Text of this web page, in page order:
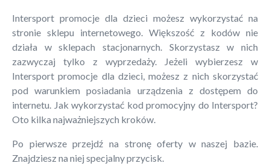
Intersport promocje dla dzieci możesz wykorzystać na
stronie sklepu internetowego. Większość z kodów nie
działa w sklepach stacjonarnych. Skorzystasz w nich
zazwyczaj tylko z wyprzedaży. Jeżeli wybierzesz w
Intersport promocje dla dzieci, możesz z nich skorzystać
pod warunkiem posiadania urządzenia z dostępem do
internetu. Jak wykorzystać kod promocyjny do Intersport?
Oto kilka najważniejszych kroków.
Po pierwsze przejdź na stronę oferty w naszej bazie.
Znajdziesz na niej specjalny przycisk.